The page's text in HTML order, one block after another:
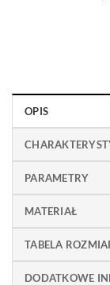
OPIS
PARAMETRY
MATERIAŁ
TABELA
DODATKOWE